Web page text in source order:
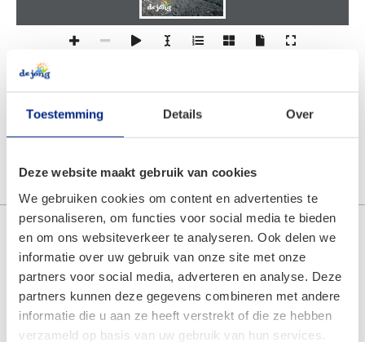
Toestemming Details Over
Deze website maakt gebruik van cookies
We gebruiken cookies om content en advertenties te
personaliseren, om functies voor social media te bieden
en om ons websiteverkeer te analyseren. Ook delen we
informatie over uw gebruik van onze site met onze
partners voor social media, adverteren en analyse. Deze
partners kunnen deze gegevens combineren met andere
informatie die u aan ze heeft verstrekt of die ze hebben
verzameld op basis van uw gebruik van hun services.
Categorieën
Caravans
Campers
Tenten